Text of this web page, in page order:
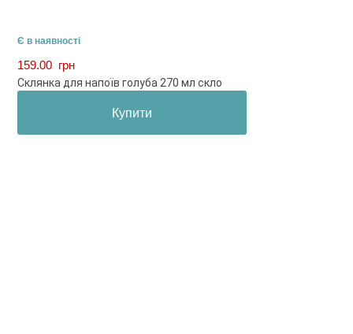
Є в наявності
159.00 грн
Склянка для напоїв голуба 270 мл скло
Купити